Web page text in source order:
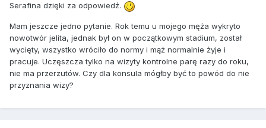
Serafina dzięki za odpowiedź.
Mam jeszcze jedno pytanie. Rok temu u mojego męża wykryto
nowotwór jelita, jednak był on w początkowym stadium, został
wycięty, wszystko wróciło do normy i mąż normalnie żyje i
pracuje. Uczęszcza tylko na wizyty kontrolne parę razy do roku,
nie ma przerzutów. Czy dla konsula mógłby być to powód do nie
przyznania wizy?